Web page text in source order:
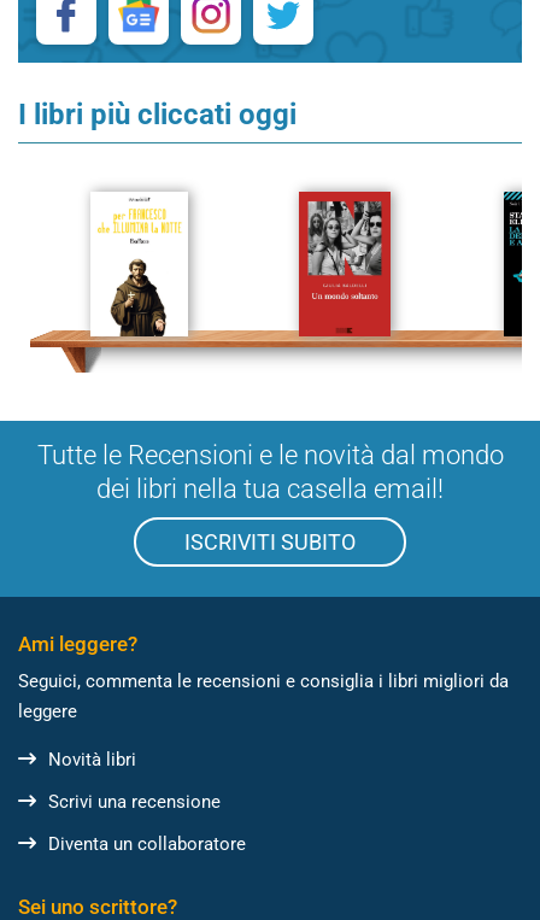
I libri più cliccati oggi
Tutte le Recensioni e le novità dal mondo
dei libri nella tua casella email!
ISCRIVITI SUBITO
Ami leggere?
Seguici, commenta le recensioni e consiglia i libri migliori da
leggere
Novità libri
Scrivi una recensione
Diventa un collaboratore
Sei uno scrittore?